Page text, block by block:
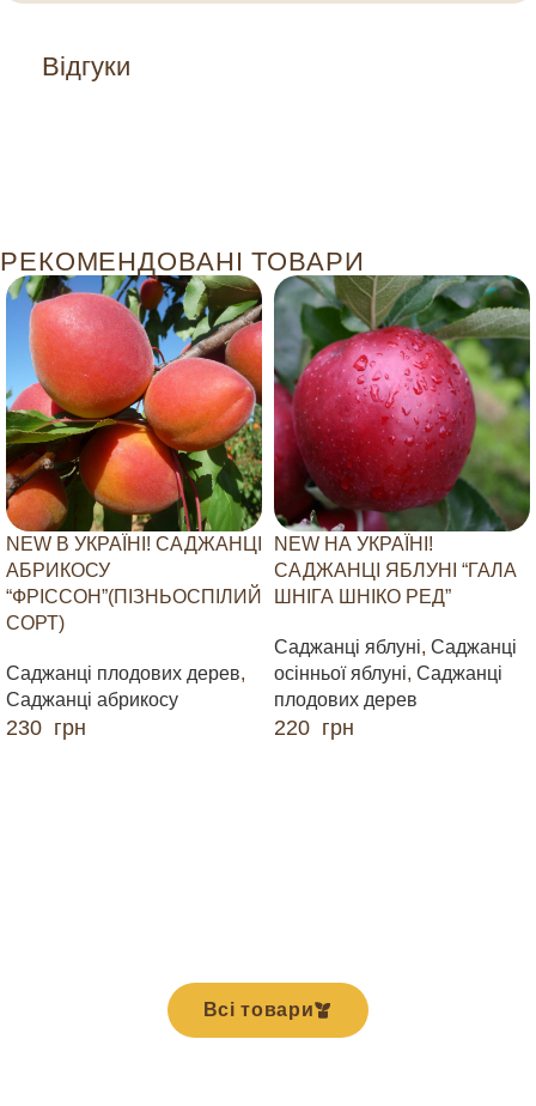
Відгуки
РЕКОМЕНДОВАНІ ТОВАРИ
NEW В УКРАЇНІ! САДЖАНЦІ
АБРИКОСУ
“ФРІССОН”(ПІЗНЬОСПІЛИЙ
СОРТ)
Саджанці плодових дерев,
Саджанці абрикосу
230 грн
NEW НА УКРАЇНІ!
САДЖАНЦІ ЯБЛУНІ “ГАЛА
ШНІГА ШНІКО РЕД”
Саджанці яблуні, Саджанці
осінньої яблуні, Саджанці
плодових дерев
220 грн
Всі товари